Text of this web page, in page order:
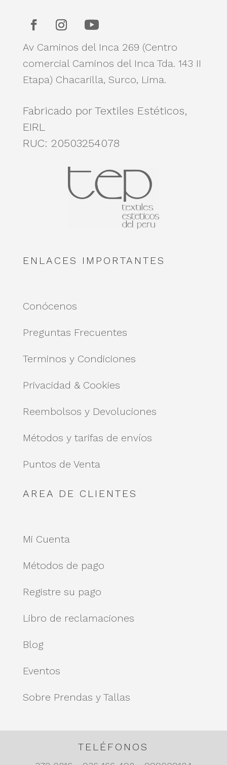
Av Caminos del Inca 269 (Centro
comercial Caminos del Inca Tda. 143 II
Etapa) Chacarilla, Surco, Lima.
Fabricado por Textiles Estéticos,
EIRL
RUC: 20503254078
ENLACES IMPORTANTES
Conócenos
Preguntas Frecuentes
Terminos y Condiciones
Privacidad & Cookies
Reembolsos y Devoluciones
Métodos y tarifas de envíos
Puntos de Venta
AREA DE CLIENTES
Mi Cuenta
Métodos de pago
Registre su pago
Libro de reclamaciones
Blog
Eventos
Sobre Prendas y Tallas
TELÉFONOS